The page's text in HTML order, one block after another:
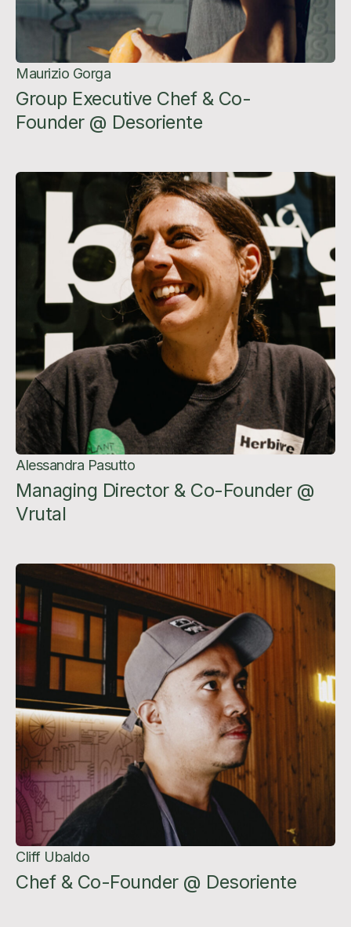
Maurizio Gorga
Group Executive Chef & Co-
Founder @ Desoriente
Alessandra Pasutto
Managing Director & Co-Founder @
Vrutal
Cliff Ubaldo
Chef & Co-Founder @ Desoriente